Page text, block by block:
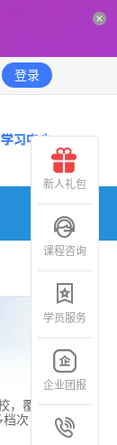
登录
，覆
档次
新人礼包
课程咨询
学员服务
企业团报